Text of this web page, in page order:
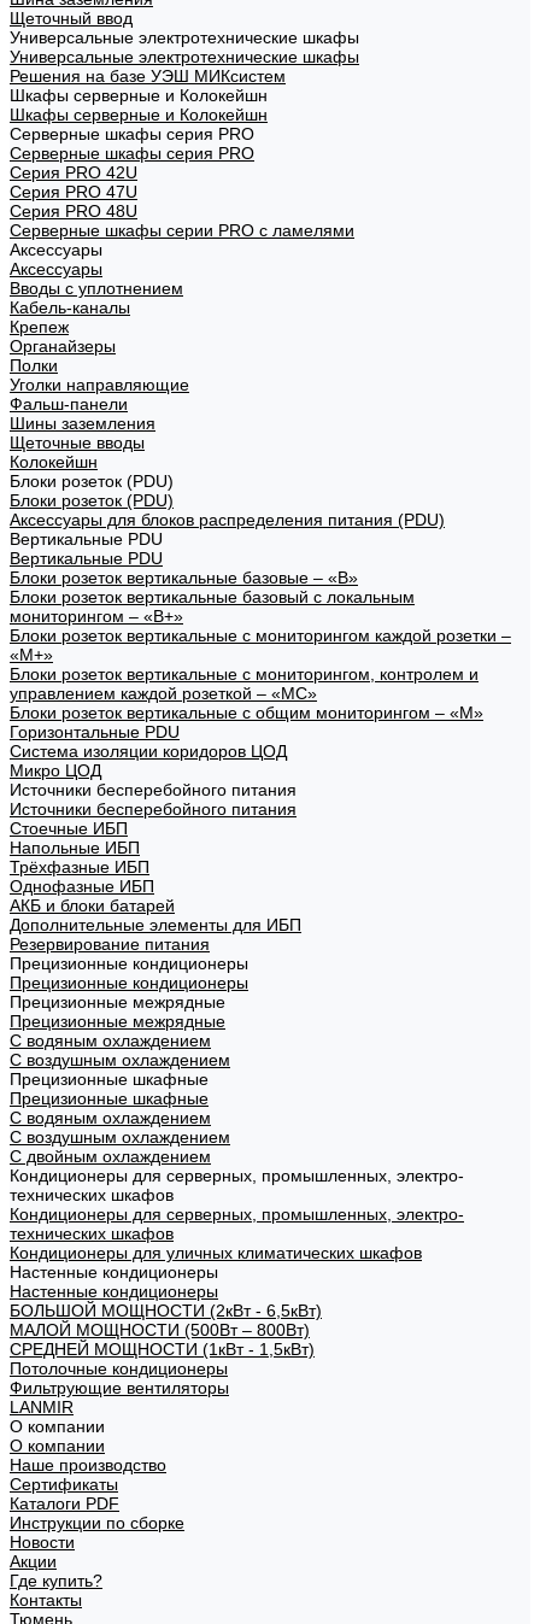
Щеточный ввод
Универсальные электротехнические шкафы
Универсальные электротехнические шкафы
Решения на базе УЭШ МИКсистем
Шкафы серверные и Колокейшн
Шкафы серверные и Колокейшн
Серверные шкафы серия PRO
Серверные шкафы серия PRO
Серия PRO 42U
Серия PRO 47U
Серия PRO 48U
Серверные шкафы серии PRO с ламелями
Аксессуары
Аксессуары
Вводы с уплотнением
Кабель-каналы
Крепеж
Органайзеры
Полки
Уголки направляющие
Фальш-панели
Шины заземления
Щеточные вводы
Колокейшн
Блоки розеток (PDU)
Блоки розеток (PDU)
Аксессуары для блоков распределения питания (PDU)
Вертикальные PDU
Вертикальные PDU
Блоки розеток вертикальные базовые – «В»
Блоки розеток вертикальные базовый с локальным
мониторингом – «В+»
Блоки розеток вертикальные с мониторингом каждой розетки –
«М+»
Блоки розеток вертикальные с мониторингом, контролем и
управлением каждой розеткой – «МС»
Блоки розеток вертикальные с общим мониторингом – «М»
Горизонтальные PDU
Система изоляции коридоров ЦОД
Микро ЦОД
Источники бесперебойного питания
Источники бесперебойного питания
Стоечные ИБП
Напольные ИБП
Трёхфазные ИБП
Однофазные ИБП
АКБ и блоки батарей
Дополнительные элементы для ИБП
Резервирование питания
Прецизионные кондиционеры
Прецизионные кондиционеры
Прецизионные межрядные
Прецизионные межрядные
С водяным охлаждением
С воздушным охлаждением
Прецизионные шкафные
Прецизионные шкафные
С водяным охлаждением
С воздушным охлаждением
С двойным охлаждением
Кондиционеры для серверных, промышленных, электро-
технических шкафов
Кондиционеры для серверных, промышленных, электро-
технических шкафов
Кондиционеры для уличных климатических шкафов
Настенные кондиционеры
Настенные кондиционеры
БОЛЬШОЙ МОЩНОСТИ (2кВт - 6,5кВт)
МАЛОЙ МОЩНОСТИ (500Вт – 800Вт)
СРЕДНЕЙ МОЩНОСТИ (1кВт - 1,5кВт)
Потолочные кондиционеры
Фильтрующие вентиляторы
LANMIR
О компании
О компании
Наше производство
Сертификаты
Каталоги PDF
Инструкции по сборке
Новости
Акции
Где купить?
Контакты
Тюмень